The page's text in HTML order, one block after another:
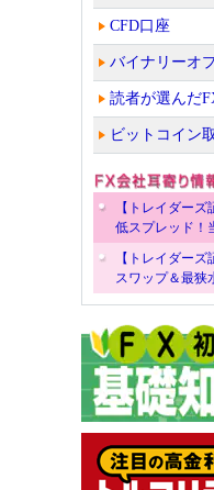
CFD口座
バイナリーオ
読者が選んだ
ビットコイン
【トレイダー
低スプレッド！
【トレイダー
スワップ＆最狭